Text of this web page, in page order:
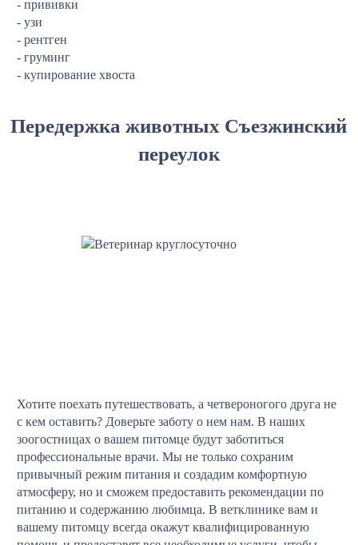
- прививки
- узи
- рентген
- груминг
- купирование хвоста
Передержка животных Съезжинский
переулок
Хотите поехать путешествовать, а четвероногого друга не
с кем оставить? Доверьте заботу о нем нам. В наших
зоогостницах о вашем питомце будут заботиться
профессиональные врачи. Мы не только сохраним
привычный режим питания и создадим комфортную
атмосферу, но и сможем предоставить рекомендации по
питанию и содержанию любимца. В ветклинике вам и
вашему питомцу всегда окажут квалифицированную